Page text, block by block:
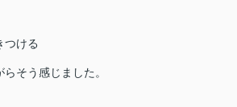
つける
そう感じました。